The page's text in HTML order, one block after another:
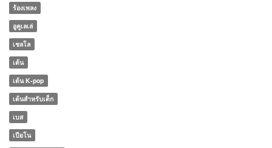
ร้องเพลง
อูคูเลเล่
เชลโล
เต้น
เต้น K-pop
เต้นสำหรับเด็ก
เบส
เปียโน